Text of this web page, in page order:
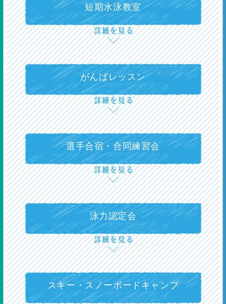
15級
クロール25ｍ
14級
背面グライドキック12.5ｍ
13級
背泳ぎ25ｍ
12級
平泳ぎグライドキック7ｍ
短期水泳教室
がんばレッスン
選手合宿・合同練習会
泳力認定会
スキー・スノーボードキャンプ